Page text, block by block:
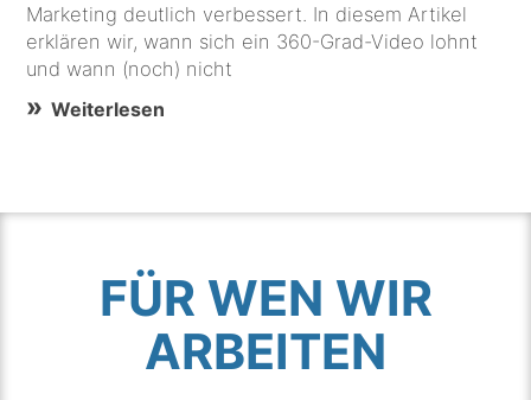
Marketing deutlich verbessert. In diesem Artikel
erklären wir, wann sich ein 360-Grad-Video lohnt
und wann (noch) nicht
Weiterlesen
FÜR WEN WIR
ARBEITEN